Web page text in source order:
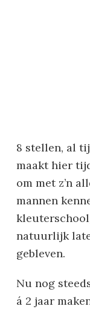
8 stellen, al
maakt hier
om met z’n
mannen
natuurlijk
gebleven.
Nu nog
á 2 jaar